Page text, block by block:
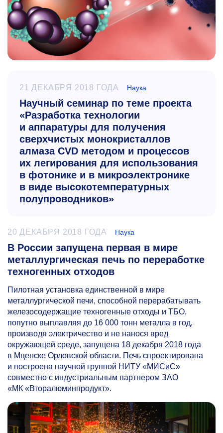
21 ДЕКАБРЯ 2018 ГОДА Наука
Научный семинар по теме проекта
«Разработка технологии
и аппаратуры для получения
сверхчистых монокристаллов
алмаза CVD методом и процессов
их легирования для использования
в фотонике и в микроэлектронике
в виде высокотемпературных
полупроводников»
20 ДЕКАБРЯ 2018 ГОДА Наука
В России запущена первая в мире
металлургическая печь по переработке
техногенных отходов
Пилотная установка единственной в мире
металлургической печи, способной перерабатывать
железосодержащие техногенные отходы и ТБО,
попутно выплавляя до 16 000 тонн металла в год,
производя электричество и не нанося вред
окружающей среде, запущена 18 декабря 2018 года
в Мценске Орловской области. Печь спроектирована
и построена научной группой НИТУ «МИСиС»
совместно с индустриальным партнером ЗАО
«МК «Вторалюминпродукт».